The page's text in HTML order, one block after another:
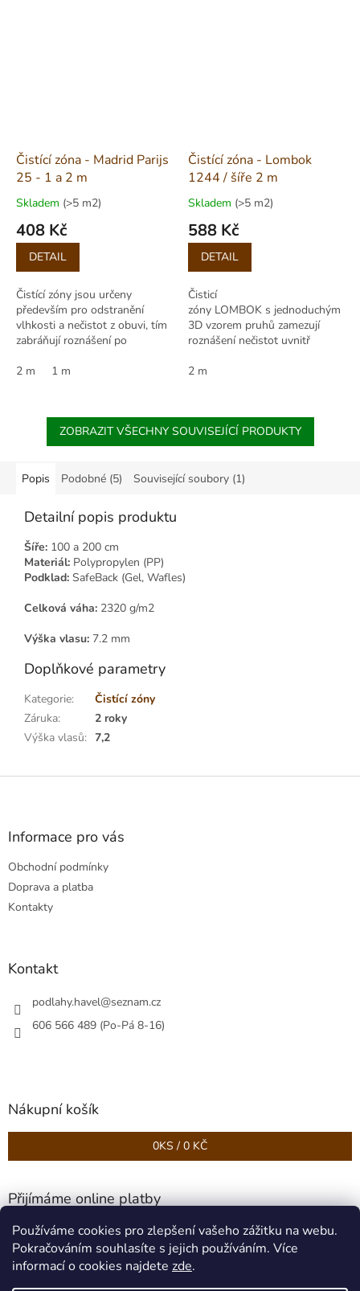
Používáme cookies pro zlepšení vašeho zážitku na webu.
Pokračováním souhlasíte s jejich používáním. Více
informací o cookies najdete zde.
Čistící zóna - Madrid Parijs
25 - 1 a 2 m
Skladem (>5 m2)
408 Kč
Měrná
cena:
DETAIL
Čistící zóny jsou určeny
především pro odstranění
vlhkosti a nečistot z obuvi, tím
zabráňují roznášení po
Výhodou čistících zón je...
2 m 1 m
Čistící zóna - Lombok
1244 / šíře 2 m
Skladem (>5 m2)
588 Kč
Měrná
cena:
DETAIL
Čisticí
zóny LOMBOK s jednoduchým
3D vzorem pruhů zamezují
roznášení nečistot uvnitř
vzor plní nejen svou estetickou
2 m
ZOBRAZIT VŠECHNY SOUVISEJÍCÍ PRODUKTY
Popis Podobné (5) Související soubory (1)
Detailní popis produktu
Šíře: 100 a 200 cm
Materiál: Polypropylen (PP)
Podklad: SafeBack (Gel, Wafles)
Celková váha: 2320 g/m2
Výška vlasu: 7.2 mm
Doplňkové parametry
Kategorie:
Čistící zóny
Záruka:
2 roky
Výška vlasů: 7,2
Z
Informace pro vás
Obchodní podmínky
Doprava a platba
Kontakty
Kontakt
podlahy.havel@seznam.cz
606 566 489 (Po-Pá 8-16)
Nákupní košík
0KS / 0 KČ
Přijímáme online platby